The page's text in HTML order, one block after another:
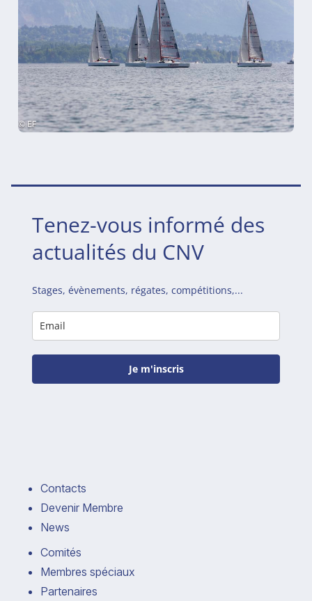
Tenez-vous informé des
actualités du CNV
Stages, évènements, régates, compétitions,...
Je m'inscris
Contacts
Devenir Membre
News
Comités
Membres spéciaux
Partenaires